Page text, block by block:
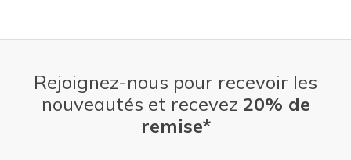
Rejoignez-nous pour recevoir les
nouveautés et recevez 20% de
remise*